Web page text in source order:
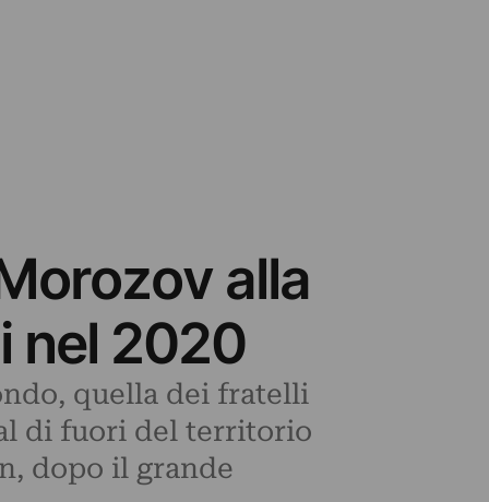
alla
nel 2020
quella dei fratelli
di fuori del territorio
dopo il grande